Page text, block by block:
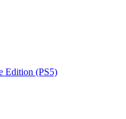
Edition (PS5)